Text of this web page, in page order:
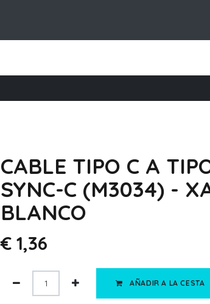
CABLE TIPO C A
SYNC-C (M3034) -
BLANCO
€ 1,36
AÑADIR A LA CESTA